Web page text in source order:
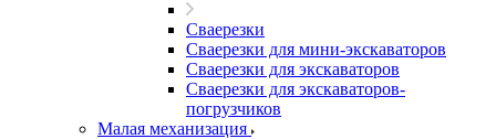
Сваерезки
Сваерезки для мини-экскаваторов
Сваерезки для экскаваторов
Сваерезки для экскаваторов-
погрузчиков
Малая механизация